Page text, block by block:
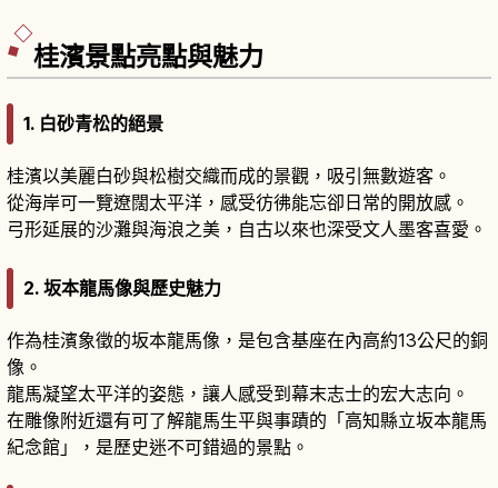
桂濱景點亮點與魅力
1. 白砂青松的絕景
桂濱以美麗白砂與松樹交織而成的景觀，吸引無數遊客。
從海岸可一覽遼闊太平洋，感受彷彿能忘卻日常的開放感。
弓形延展的沙灘與海浪之美，自古以來也深受文人墨客喜愛。
2. 坂本龍馬像與歷史魅力
作為桂濱象徵的坂本龍馬像，是包含基座在內高約13公尺的銅
像。
龍馬凝望太平洋的姿態，讓人感受到幕末志士的宏大志向。
在雕像附近還有可了解龍馬生平與事蹟的「高知縣立坂本龍馬
紀念館」，是歷史迷不可錯過的景點。